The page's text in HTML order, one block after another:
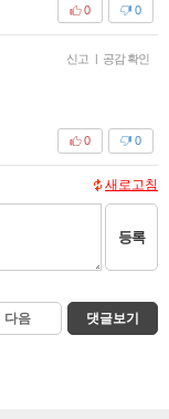
0
0
신고 | 공감 확인
0
0
새로고침
등록
다음 댓글보기